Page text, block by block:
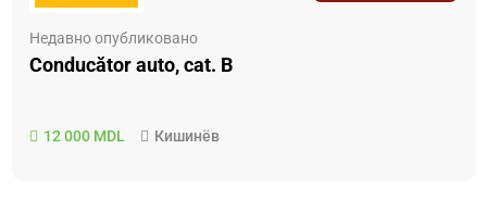
Недавно опубликовано
Conducător auto, cat. B
12 000 MDL Кишинёв